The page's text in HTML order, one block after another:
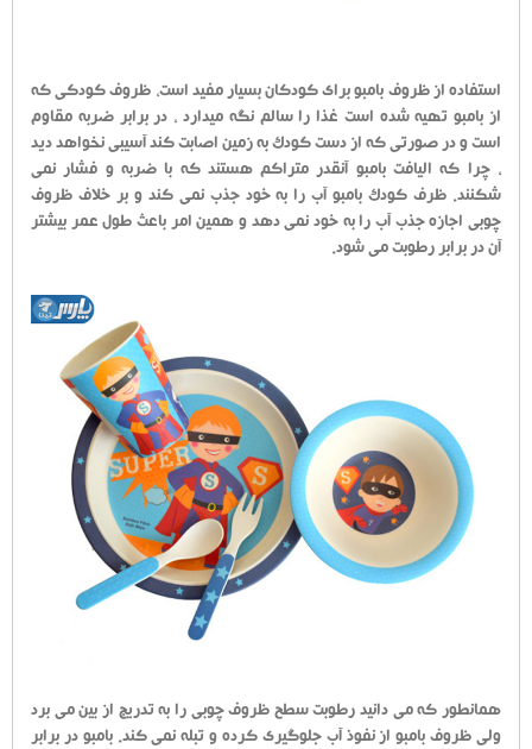
استفاده از ظروف بامبو برای کودکان بسیار مفید است، ظروف کودکی که
از بامبو تهیه شده است غذا را سالم نگه میدارد ، در برابر ضربه مقاوم
است و در صورتی که از دست کودک به زمین اصابت کند آسیبی نخواهد دید
، چرا که الیافت بامبو آنقدر متراکم هستند که با ضربه و فشار نمی
شکنند. ظرف کودک بامبو آب را به خود جذب نمی کند و بر خلاف ظروف
چوبی اجازه جذب آب را به خود نمی دهد و همین امر باعث طول عمر بیشتر
آن در برابر رطوبت می شود.
همانطور که می دانید رطوبت سطح ظروف چوبی را به تدریج از بین می برد
ولی ظروف بامبو از نفوذ آب جلوگیری کرده و تبله نمی کند. بامبو در برابر